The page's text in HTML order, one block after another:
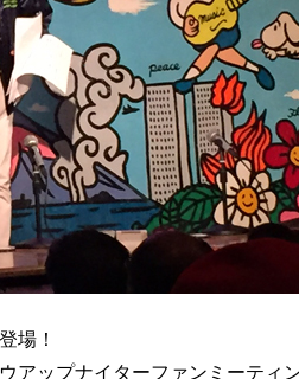
場！
アップナイターファンミーティ